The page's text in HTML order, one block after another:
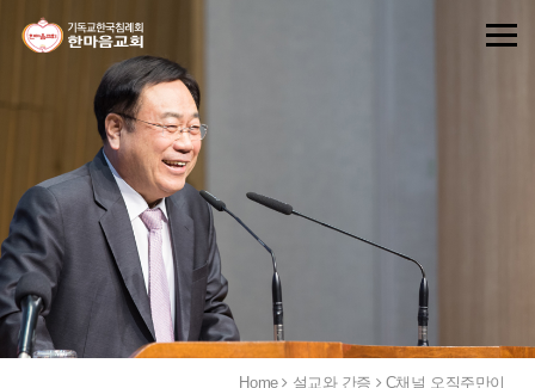
Home 설교와 간증 C채널 오직주만이